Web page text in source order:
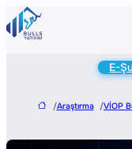
E-
/Araştırma /VİOP